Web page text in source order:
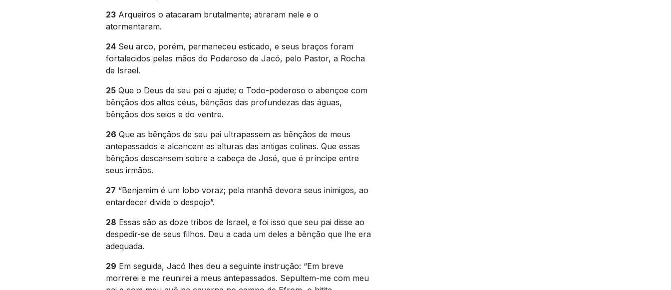
23 Arqueiros o atacaram brutalmente; atiraram nele e o
atormentaram.
24 Seu arco, porém, permaneceu esticado, e seus braços foram
fortalecidos pelas mãos do Poderoso de Jacó, pelo Pastor, a Rocha
de Israel.
25 Que o Deus de seu pai o ajude; o Todo-poderoso o abençoe com
bênçãos dos altos céus, bênçãos das profundezas das águas,
bênçãos dos seios e do ventre.
26 Que as bênçãos de seu pai ultrapassem as bênçãos de meus
antepassados e alcancem as alturas das antigas colinas. Que essas
bênçãos descansem sobre a cabeça de José, que é príncipe entre
seus irmãos.
27 “Benjamim é um lobo voraz; pela manhã devora seus inimigos, ao
entardecer divide o despojo”.
28 Essas são as doze tribos de Israel, e foi isso que seu pai disse ao
despedir-se de seus filhos. Deu a cada um deles a bênção que lhe era
adequada.
29 Em seguida, Jacó lhes deu a seguinte instrução: “Em breve
morrerei e me reunirei a meus antepassados. Sepultem-me com meu